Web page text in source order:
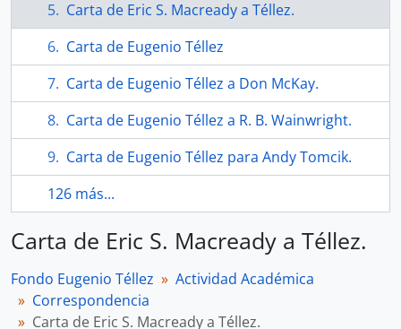
Carta de Eric S. Macready a Téllez.
Carta de Eugenio Téllez
Carta de Eugenio Téllez a Don McKay.
Carta de Eugenio Téllez a R. B. Wainwright.
Carta de Eugenio Téllez para Andy Tomcik.
126 más...
Carta de Eric S. Macready a Téllez.
Fondo Eugenio Téllez
Actividad Académica
Correspondencia
Carta de Eric S. Macready a Téllez.